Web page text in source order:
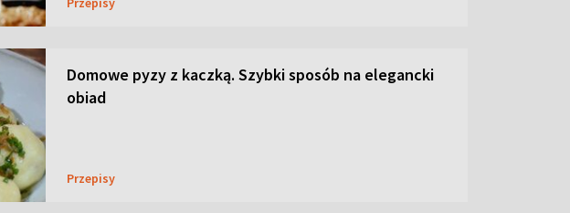
Domowe pyzy z kaczką. Szybki sposób na elegancki
obiad
Przepisy